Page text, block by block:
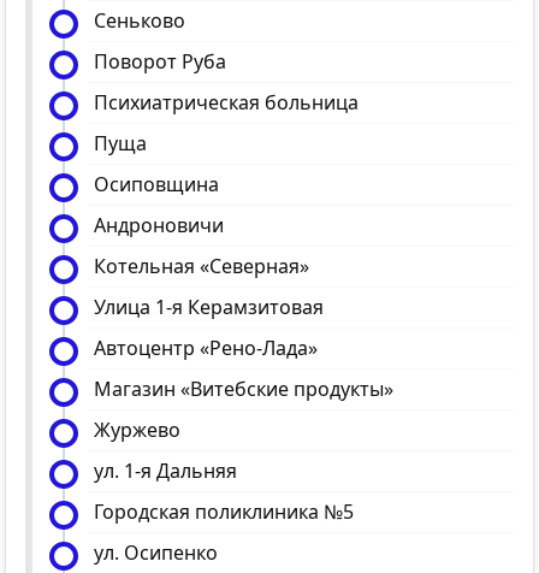
Сеньково
Поворот Руба
Психиатрическая больница
Пуща
Осиповщина
Андроновичи
Котельная «Северная»
Улица 1-я Керамзитовая
Автоцентр «Рено-Лада»
Магазин «Витебские продукты»
Журжево
ул. 1-я Дальняя
Городская поликлиника №5
ул. Осипенко